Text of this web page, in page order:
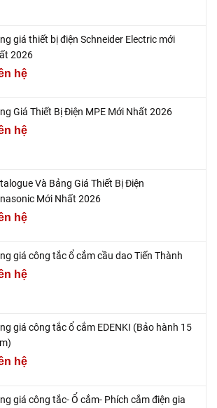
giá thiết bị điện Schneider Electric mới
2026
hệ
Giá Thiết Bị Điện MPE Mới Nhất 2026
hệ
Và Bảng Giá Thiết Bị Điện
Mới Nhất 2026
hệ
giá công tắc ổ cắm cầu dao Tiến Thành
hệ
giá công tắc ổ cắm EDENKI (Bảo hành 15
hệ
giá công tắc- Ổ cắm- Phích cắm điện gia